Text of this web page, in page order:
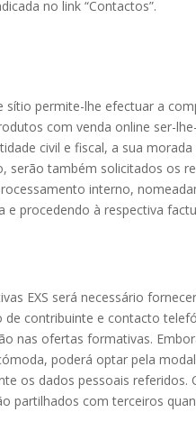
no link “Contactos”.
sítio permite-lhe efectuar a
com venda online ser-
civil e fiscal, a sua
serão também solicitados os
interno,
e procedendo à respectiva
EXS será necessário
contribuinte e contacto
nas ofertas formativas.
poderá optar pela
os dados pessoais
partilhados com terceiros